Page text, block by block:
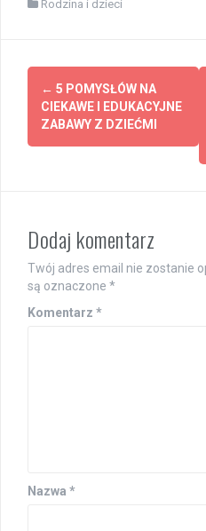
Rodzina i dzieci
Post
navigation
← 5 POMYSŁÓW NA
CIEKAWE I EDUKACYJNE
ZABAWY Z DZIEĆMI
Dodaj komentarz
Twój adres email nie zostanie
są oznaczone *
Komentarz *
Nazwa *